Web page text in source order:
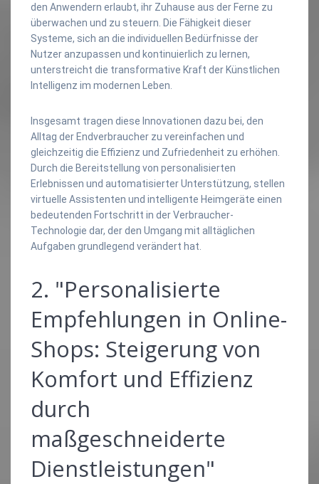
den Anwendern erlaubt, ihr Zuhause aus der Ferne zu
überwachen und zu steuern. Die Fähigkeit dieser
Systeme, sich an die individuellen Bedürfnisse der
Nutzer anzupassen und kontinuierlich zu lernen,
unterstreicht die transformative Kraft der Künstlichen
Intelligenz im modernen Leben.
Insgesamt tragen diese Innovationen dazu bei, den
Alltag der Endverbraucher zu vereinfachen und
gleichzeitig die Effizienz und Zufriedenheit zu erhöhen.
Durch die Bereitstellung von personalisierten
Erlebnissen und automatisierter Unterstützung, stellen
virtuelle Assistenten und intelligente Heimgeräte einen
bedeutenden Fortschritt in der Verbraucher-
Technologie dar, der den Umgang mit alltäglichen
Aufgaben grundlegend verändert hat.
2. "Personalisierte
Empfehlungen in Online-
Shops: Steigerung von
Komfort und Effizienz
durch
maßgeschneiderte
Dienstleistungen"